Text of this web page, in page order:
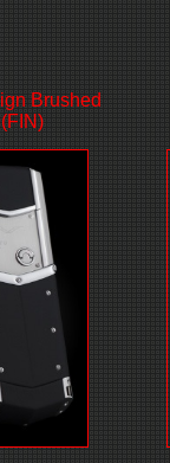
Brushed